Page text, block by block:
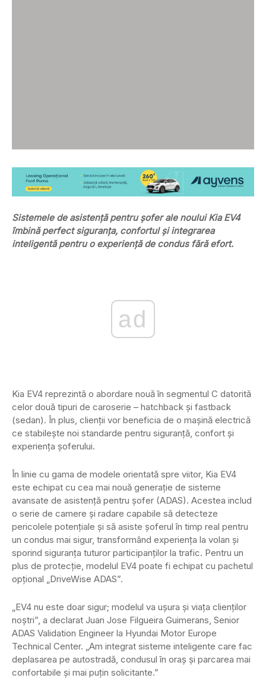
Sistemele de asistență pentru șofer ale noului Kia EV4
îmbină perfect siguranța, confortul și integrarea
inteligentă pentru o experiență de condus fără efort.
ad
Kia EV4 reprezintă o abordare nouă în segmentul C datorită
celor două tipuri de caroserie – hatchback și fastback
(sedan). În plus, clienții vor beneficia de o mașină electrică
ce stabilește noi standarde pentru siguranță, confort și
experiența șoferului.
În linie cu gama de modele orientată spre viitor, Kia EV4
este echipat cu cea mai nouă generație de sisteme
avansate de asistență pentru șofer (ADAS). Acestea includ
o serie de camere și radare capabile să detecteze
pericolele potențiale și să asiste șoferul în timp real pentru
un condus mai sigur, transformând experiența la volan și
sporind siguranța tuturor participanților la trafic. Pentru un
plus de protecție, modelul EV4 poate fi echipat cu pachetul
opțional „DriveWise ADAS”.
„EV4 nu este doar sigur; modelul va ușura și viața clienților
noștri”, a declarat Juan Jose Filgueira Guimerans, Senior
ADAS Validation Engineer la Hyundai Motor Europe
Technical Center. „Am integrat sisteme inteligente care fac
deplasarea pe autostradă, condusul în oraș și parcarea mai
confortabile și mai puțin solicitante.”